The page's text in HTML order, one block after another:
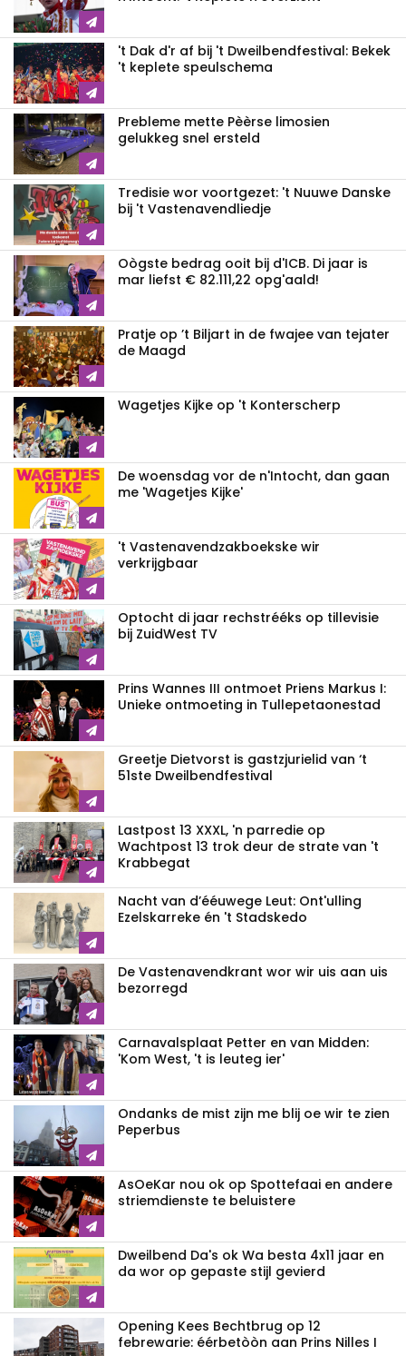
't Dak d'r af bij 't Dweilbendfestival: Bekek
't keplete speulschema
Prebleme mette Pèèrse limosien
gelukkeg snel ersteld
Tredisie wor voortgezet: 't Nuuwe Danske
bij 't Vastenavendliedje
Oògste bedrag ooit bij d'ICB. Di jaar is
mar liefst € 82.111,22 opg'aald!
Pratje op ’t Biljart in de fwajee van tejater
de Maagd
Wagetjes Kijke op 't Konterscherp
De woensdag vor de n'Intocht, dan gaan
me 'Wagetjes Kijke'
't Vastenavendzakboekske wir
verkrijgbaar
Optocht di jaar rechstrééks op tillevisie
bij ZuidWest TV
Prins Wannes III ontmoet Priens Markus I:
Unieke ontmoeting in Tullepetaonestad
Greetje Dietvorst is gastzjurielid van ‘t
51ste Dweilbendfestival
Lastpost 13 XXXL, 'n parredie op
Wachtpost 13 trok deur de strate van 't
Krabbegat
Nacht van d’ééuwege Leut: Ont'ulling
Ezelskarreke én 't Stadskedo
De Vastenavendkrant wor wir uis aan uis
bezorregd
Carnavalsplaat Petter en van Midden:
'Kom West, 't is leuteg ier'
Ondanks de mist zijn me blij oe wir te zien
Peperbus
AsOeKar nou ok op Spottefaai en andere
striemdienste te beluistere
Dweilbend Da's ok Wa besta 4x11 jaar en
da wor op gepaste stijl gevierd
Opening Kees Bechtbrug op 12
febrewarie: éérbetòòn aan Prins Nilles I